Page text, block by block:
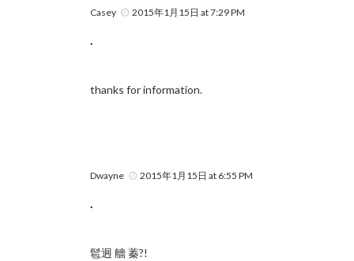
Casey 2015年1月15日 at 7:29 PM
.
thanks for information.
Dwayne 2015年1月15日 at 6:55 PM
.
髱迥 艢 蓁?!